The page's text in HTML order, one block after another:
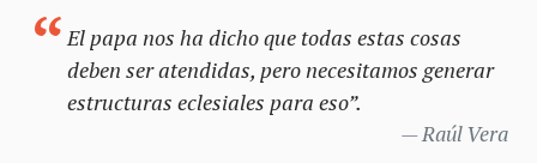
El papa nos ha dicho que todas estas cosas
deben ser atendidas, pero necesitamos generar
estructuras eclesiales para eso”.
Raúl Vera